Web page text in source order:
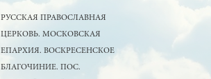
РУССКАЯ ПРАВОСЛАВНАЯ
ЦЕРКОВЬ. МОСКОВСКАЯ
ЕПАРХИЯ. ВОСКРЕСЕНСКОЕ
БЛАГОЧИНИЕ. ПОС.